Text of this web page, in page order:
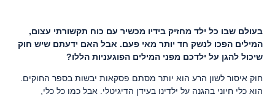
בעולם שבו כל ילד מחזיק בידיו מכשיר עם כוח תקשורתי עצום,
המילים הפכו לנשק חד יותר מאי פעם. אבל האם ידעתם שיש חוק
שיכול להגן על ילדכם מפני המילים הפוגעניות הללו?
חוק איסור לשון הרע הוא יותר מסתם פסקאות יבשות בספר החוקים.
הוא כלי חיוני בהגנה על ילדינו בעידן הדיגיטלי. אבל כמו כל כלי,